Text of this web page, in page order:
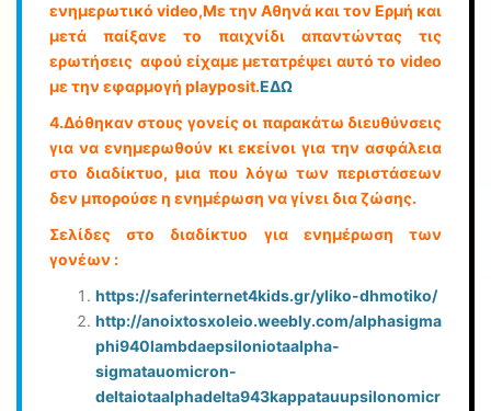
ενημερωτικό video,Με την Αθηνά και τον Ερμή και
μετά παίξανε το παιχνίδι απαντώντας τις
ερωτήσεις αφού είχαμε μετατρέψει αυτό το video
με την εφαρμογή playposit.ΕΔΩ
4.Δόθηκαν στους γονείς οι παρακάτω διευθύνσεις
για να ενημερωθούν κι εκείνοι για την ασφάλεια
στο διαδίκτυο, μια που λόγω των περιστάσεων
δεν μπορούσε η ενημέρωση να γίνει δια ζώσης.
Σελίδες στο διαδίκτυο για ενημέρωση των
γονέων :
https://saferinternet4kids.gr/yliko-dhmotiko/
http://anoixtosxoleio.weebly.com/alphasigma
phi940lambdaepsiloniotaalpha-
sigmatauomicron-
deltaiotaalphadelta943kappatauupsilonomicr